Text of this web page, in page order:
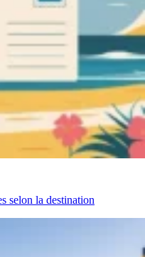
selon la destination